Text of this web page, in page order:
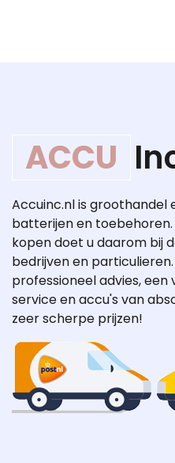
ACCU
Accuinc.nl is groothandel
batterijen en
kopen doet u daarom bij
bedrijven en
professioneel advies,
service en accu's van
zeer scherpe prijzen!